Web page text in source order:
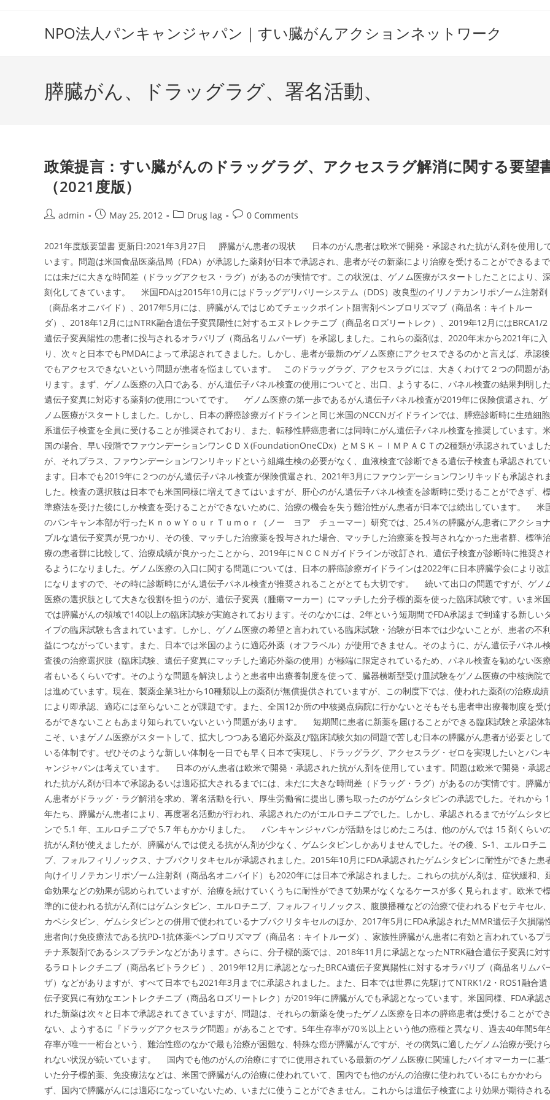
NPO法人パンキャンジャパン｜すい臓がんアクションネットワーク
膵臓がん、ドラッグラグ、署名活動、
政策提言：すい臓がんのドラッグラグ、アクセスラグ解消に関する要望
（2021度版）
Postadmin
PostMay 25, 2012
PostDrug lag
Post0 Comments
2021年度版要望書 更新日:2021年3月27日 膵臓がん患者の現状 日本のがん患者は欧米で開発・承認された抗がん剤を使用し
います。問題は米国食品医薬品局（FDA）が承認した薬剤が日本で承認され、患者がその新薬により治療を受けることができるまで
には未だに大きな時間差（ドラッグアクセス・ラグ）があるのが実情です。この状況は、ゲノム医療がスタートしたことにより、深
刻化してきています。 米国FDAは2015年10月にはドラッグデリバリーシステム（DDS）改良型のイリノテカンリポゾーム注射剤
（商品名オニバイド）、2017年5月には、膵臓がんではじめてチェックポイント阻害剤ペンブロリズマブ（商品名：キイトルー
ダ）、2018年12月にはNTRK融合遺伝子変異陽性に対するエヌトレクチニブ（商品名ロズリートレク）、2019年12月にはBRCA1/2
遺伝子変異陽性の患者に投与されるオラパリブ（商品名リムパーザ）を承認しました。これらの薬剤は、2020年末から2021年に入
り、次々と日本でもPMDAによって承認されてきました。しかし、患者が最新のゲノム医療にアクセスできるのかと言えば、承認後
でもアクセスできないという問題が患者を悩ましています。 このドラッグラグ、アクセスラグには、大きくわけて２つの問題があ
ります。まず、ゲノム医療の入口である、がん遺伝子パネル検査の使用についてと、出口、ようするに、パネル検査の結果判明した
遺伝子変異に対応する薬剤の使用についてです。 ゲノム医療の第一歩であるがん遺伝子パネル検査が2019年に保険償還され、ゲ
ノム医療がスタートしました。しかし、日本の膵癌診療ガイドラインと同じ米国のNCCNガイドラインでは、膵癌診断時に生殖細胞
系遺伝子検査を全員に受けることが推奨されており、また、転移性膵癌患者には同時にがん遺伝子パネル検査を推奨しています。
国の場合、早い段階でファウンデーションワンＣＤＸ(FoundationOneCDx）とＭＳＫ－ＩＭＰＡＣＴの2種類が承認されていまし
が、それプラス、ファウンデーションワンリキッドという組織生検の必要がなく、血液検査で診断できる遺伝子検査も承認されて
ます。日本でも2019年に２つのがん遺伝子パネル検査が保険償還され、2021年3月にファウンデーションワンリキッドも承認されま
した。検査の選択肢は日本でも米国同様に増えてきてはいますが、肝心のがん遺伝子パネル検査を診断時に受けることができず、
準療法を受けた後にしか検査を受けることができないために、治療の機会を失う難治性がん患者が日本では続出しています。 米
のパンキャン本部が行ったＫｎｏｗＹｏｕｒＴｕｍｏｒ（ノー ヨア チューマー）研究では、25.4％の膵臓がん患者にアクショナ
ブルな遺伝子変異が見つかり、その後、マッチした治療薬を投与された場合、マッチした治療薬を投与されなかった患者群、標準
療の患者群に比較して、治療成績が良かったことから、2019年にＮＣＣＮガイドラインが改訂され、遺伝子検査が診断時に推奨さ
るようになりました。ゲノム医療の入口に関する問題については、日本の膵癌診療ガイドラインは2022年に日本膵臓学会により改
になりますので、その時に診断時にがん遺伝子パネル検査が推奨されることがとても大切です。 続いて出口の問題ですが、ゲノ
医療の選択肢として大きな役割を担うのが、遺伝子変異（腫瘍マーカー）にマッチした分子標的薬を使った臨床試験です。いま米国
では膵臓がんの領域で140以上の臨床試験が実施されております。そのなかには、2年という短期間でFDA承認まで到達する新しい
イプの臨床試験も含まれています。しかし、ゲノム医療の希望と言われている臨床試験・治験が日本では少ないことが、患者の不利
益につながっています。また、日本では米国のように適応外薬（オフラベル）が使用できません。そのように、がん遺伝子パネル検
査後の治療選択肢（臨床試験、遺伝子変異にマッチした適応外薬の使用）が極端に限定されているため、パネル検査を勧めない医療
者もいるくらいです。そのような問題を解決しようと患者申出療養制度を使って、臓器横断型受け皿試験をゲノム医療の中核病院
は進めています。現在、製薬企業3社から10種類以上の薬剤が無償提供されていますが、この制度下では、使われた薬剤の治療成績
により即承認、適応には至らないことが課題です。また、全国12か所の中核拠点病院に行かないとそもそも患者申出療養制度を受
るができないこともあまり知られていないという問題があります。 短期間に患者に新薬を届けることができる臨床試験と承認体
こそ、いまゲノム医療がスタートして、拡大しつつある適応外薬及び臨床試験欠如の問題で苦しむ日本の膵臓がん患者が必要として
いる体制です。ぜひそのような新しい体制を一日でも早く日本で実現し、ドラッグラグ、アクセスラグ・ゼロを実現したいとパンキ
ャンジャパンは考えています。 日本のがん患者は欧米で開発・承認された抗がん剤を使用しています。問題は欧米で開発・承認
れた抗がん剤が日本で承認あるいは適応拡大されるまでには、未だに大きな時間差（ドラッグ・ラグ）があるのが実情です。膵臓
ん患者がドラッグ・ラグ解消を求め、署名活動を行い、厚生労働省に提出し勝ち取ったのがゲムシタビンの承認でした。それから
年たち、膵臓がん患者により、再度署名活動が行われ、承認されたのがエルロチニブでした。しかし、承認されるまでがゲムシタ
ンで 5.1 年、エルロチニブで 5.7 年もかかりました。 パンキャンジャパンが活動をはじめたころは、他のがんでは 15 剤くらい
抗がん剤が使えましたが、膵臓がんでは使える抗がん剤が少なく、ゲムシタビンしかありませんでした。その後、S-1、エルロチニ
ブ、フォルフィリノックス、ナブパクリタキセルが承認されました。2015年10月にFDA承認されたゲムシタビンに耐性ができた患
向けイリノテカンリポゾーム注射剤（商品名オニバイド）も2020年には日本で承認されました。これらの抗がん剤は、症状緩和、
命効果などの効果が認められていますが、治療を続けていくうちに耐性ができて効果がなくなるケースが多く見られます。欧米で
準的に使われる抗がん剤にはゲムシタビン、エルロチニブ、フォルフィリノックス、腹膜播種などの治療で使われるドセテキセル、
カペシタビン、ゲムシタビンとの併用で使われているナブパクリタキセルのほか、2017年5月にFDA承認されたMMR遺伝子欠損陽
患者向け免疫療法である抗PD-1抗体薬ペンブロリズマブ（商品名：キイトルーダ）、家族性膵臓がん患者に有効と言われているプ
チナ系製剤であるシスプラチンなどがあります。さらに、分子標的薬では、2018年11月に承認となったNTRK融合遺伝子変異に対
るラロトレクチニブ（商品名ビトラクビ ）、2019年12月に承認となったBRCA遺伝子変異陽性に対するオラパリブ（商品名リムパ
ザ）などがありますが、すべて日本でも2021年3月までに承認されました。また、日本では世界に先駆けてNTRK1/2・ROS1融合遺
伝子変異に有効なエントレクチニブ（商品名ロズリートレク）が2019年に膵臓がんでも承認となっています。米国同様、FDA承認さ
れた新薬は次々と日本で承認されてきていますが、問題は、それらの新薬を使ったゲノム医療を日本の膵癌患者は受けることができ
ない、ようするに『ドラッグアクセスラグ問題』があることです。5年生存率が70％以上という他の癌種と異なり、過去40年間5年
存率が唯一一桁台という、難治性癌のなかで最も治療が困難な、特殊な癌が膵臓がんですが、その病気に適したゲノム治療が受けら
れない状況が続いています。 国内でも他のがんの治療にすでに使用されている最新のゲノム医療に関連したバイオマーカーに基
いた分子標的薬、免疫療法などは、米国で膵臓がんの治療に使われていて、国内でも他のがんの治療に使われているにもかかわら
ず、国内で膵臓がんには適応になっていないため、いまだに使うことができません。これからは遺伝子検査により効果が期待される